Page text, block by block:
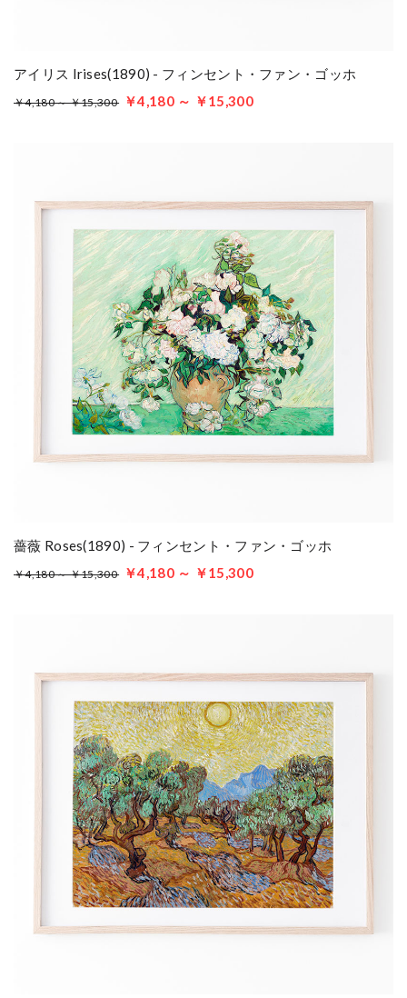
アイリス Irises(1890) - フィンセント・ファン・ゴッホ
￥4,180 ～ ￥15,300 ￥4,180 ～ ￥15,300
薔薇 Roses(1890) - フィンセント・ファン・ゴッホ
￥4,180 ～ ￥15,300 ￥4,180 ～ ￥15,300